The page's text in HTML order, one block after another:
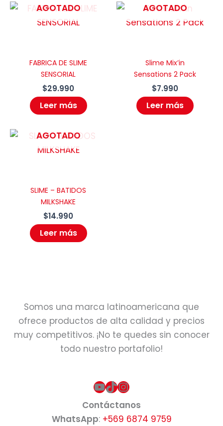
AGOTADO
FABRICA DE SLIME
SENSORIAL
$29.990
Leer más
AGOTADO
Slime Mix’in
Sensations 2 Pack
$7.990
Leer más
AGOTADO
SLIME – BATIDOS
MILKSHAKE
$14.990
Leer más
Somos una marca latinoamericana que
ofrece productos de alta calidad y precios
muy competitivos. ¡No te quedes sin conocer
todo nuestro portafolio!
YouTube
TikTok
Instagram
Contáctanos
WhatsApp: +569 6874 9759